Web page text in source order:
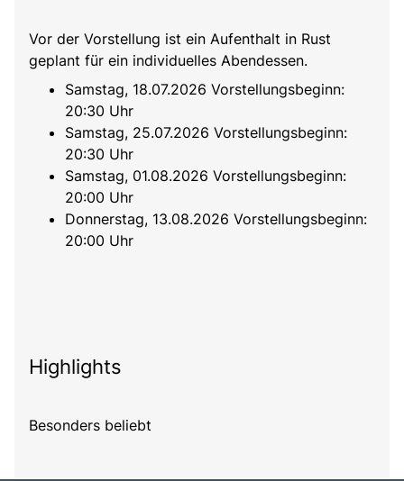
Vor der Vorstellung ist ein Aufenthalt in Rust
geplant für ein individuelles Abendessen.
Samstag, 18.07.2026 Vorstellungsbeginn:
20:30 Uhr
Samstag, 25.07.2026 Vorstellungsbeginn:
20:30 Uhr
Samstag, 01.08.2026 Vorstellungsbeginn:
20:00 Uhr
Donnerstag, 13.08.2026 Vorstellungsbeginn:
20:00 Uhr
Highlights
Besonders beliebt